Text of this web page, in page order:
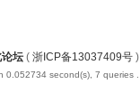
论坛 ( 浙ICP备13037409号 )
0.052734 second(s), 7 queries .